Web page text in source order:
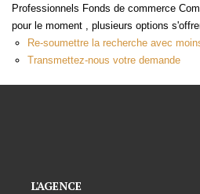
Créer une alerte
Professionnels Fonds de commerce
pour le moment , plusieurs options
Re-soumettre la recherche avec
Transmettez-nous votre demande
L'AGENCE